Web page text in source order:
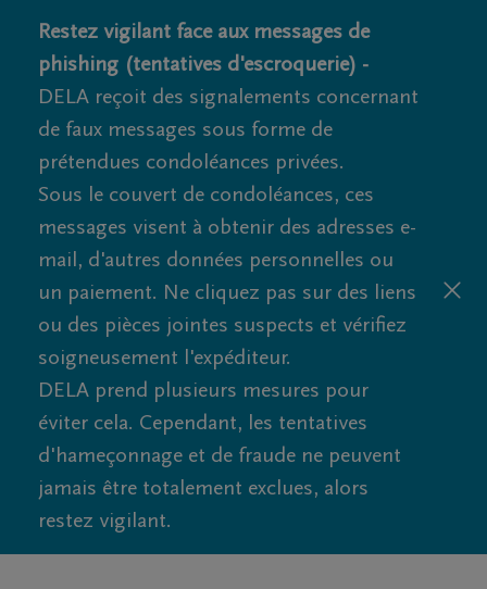
Restez vigilant face aux messages de
phishing (tentatives d'escroquerie) -
DELA reçoit des signalements concernant
de faux messages sous forme de
prétendues condoléances privées.
Sous le couvert de condoléances, ces
messages visent à obtenir des adresses e-
mail, d'autres données personnelles ou
un paiement. Ne cliquez pas sur des liens
ou des pièces jointes suspects et vérifiez
soigneusement l'expéditeur.
DELA prend plusieurs mesures pour
éviter cela. Cependant, les tentatives
d'hameçonnage et de fraude ne peuvent
jamais être totalement exclues, alors
restez vigilant.